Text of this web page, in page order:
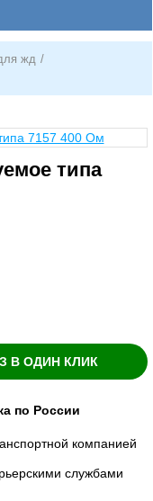
жд /
типа
В ОДИН КЛИК
по России
компанией
службами